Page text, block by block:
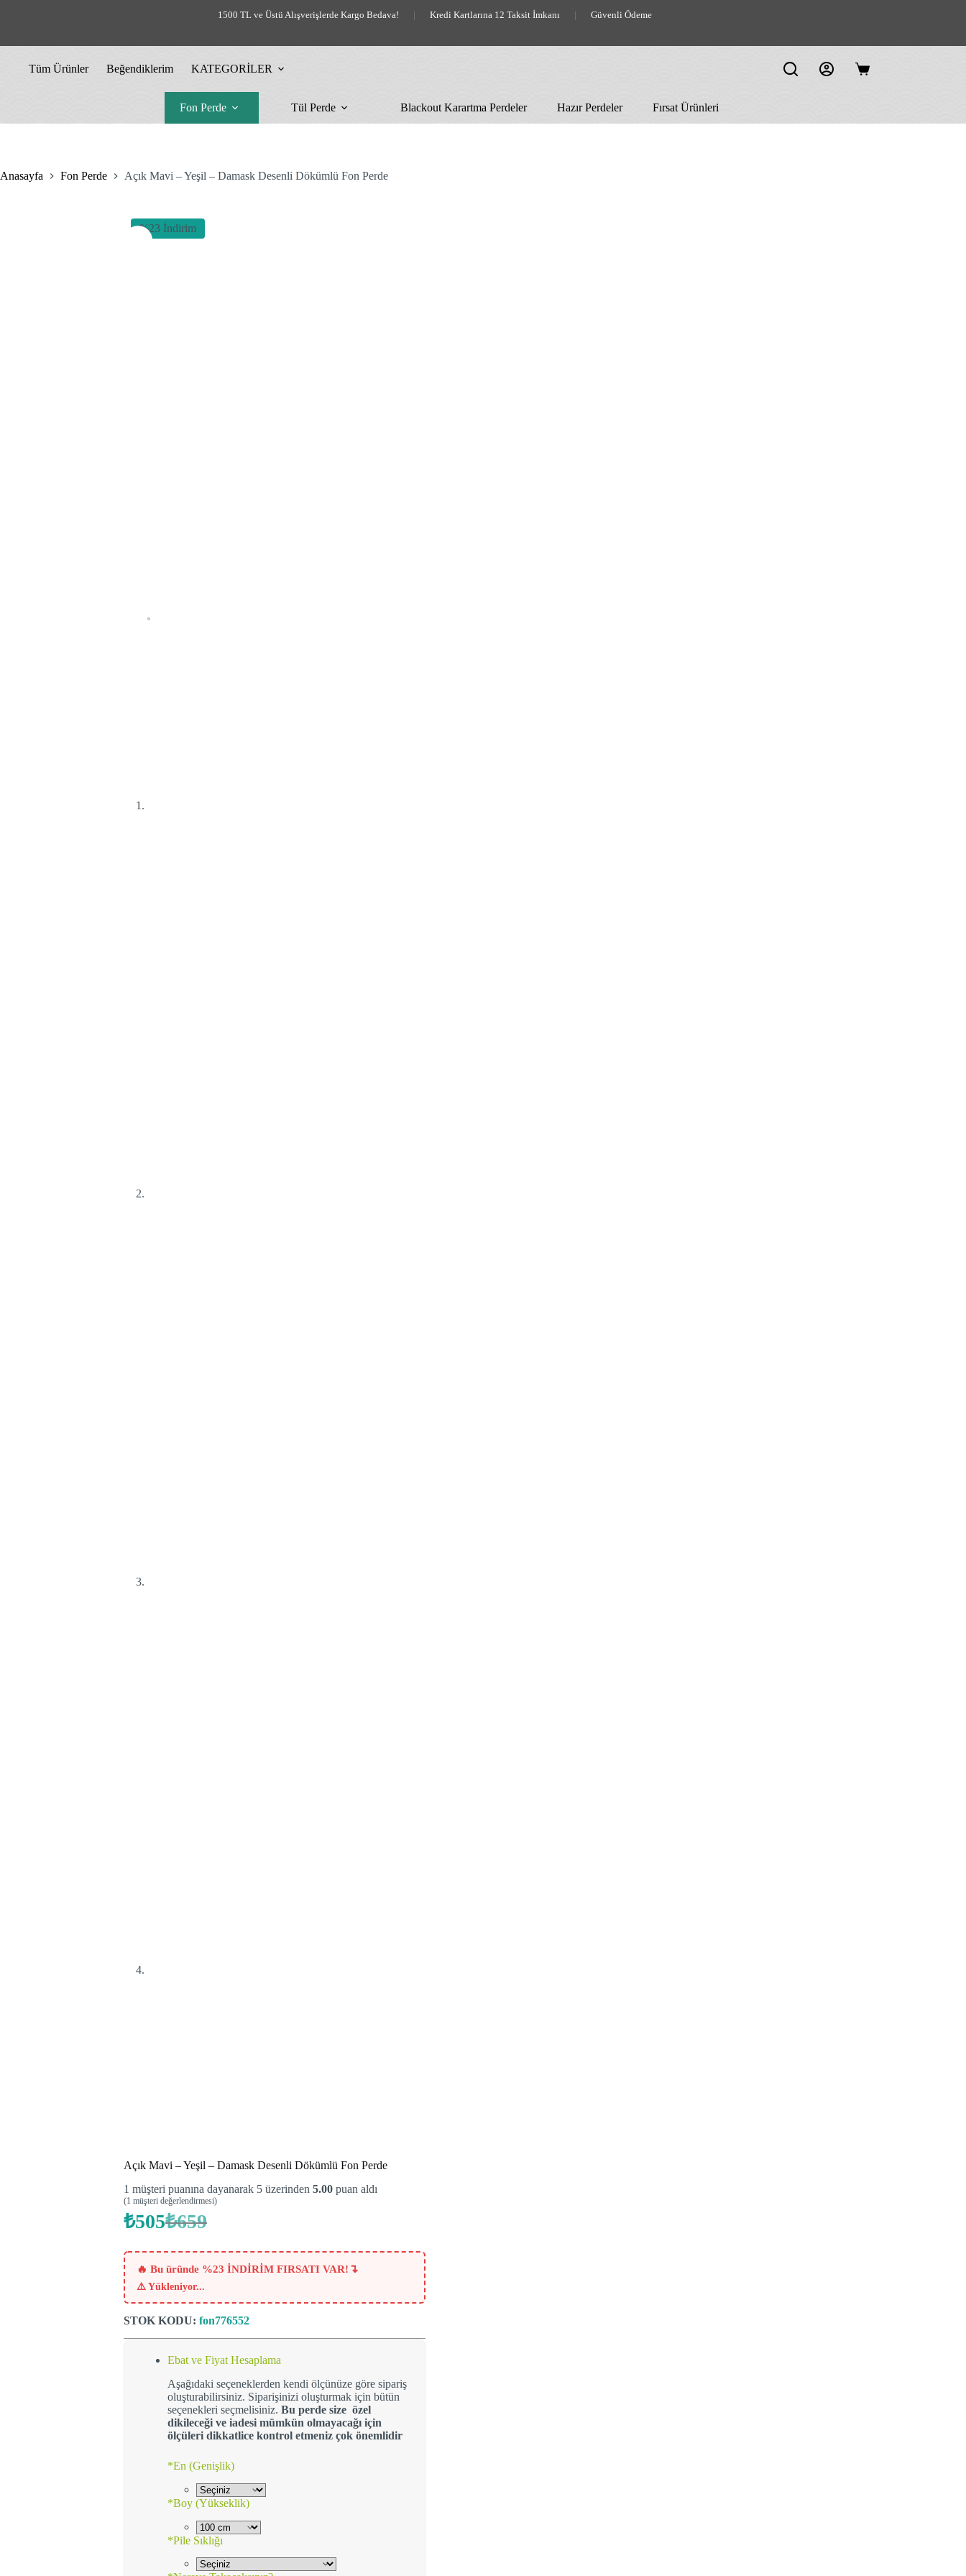
1500 TL ve Üstü Alışverişlerde Kargo Bedava! | Kredi Kartlarına 12 Taksit İmkanı | Güvenli Ödeme
Tüm Ürünler Beğendiklerim KATEGORİLER
Shopping
Fon Perde
Tül Perde Blackout Karartma Perdeler Hazır Perdeler Fırsat Ürünleri
Anasayfa Fon Perde Açık Mavi – Yeşil – Damask Desenli Dökümlü Fon Perde
%23 İndirim
Açık Mavi – Yeşil – Damask Desenli Dökümlü Fon Perde
1 müşteri puanına dayanarak 5 üzerinden 5.00 puan aldı
(1 müşteri değerlendirmesi)
₺659
Orijinal
₺659.
₺505Şu
fiyat:
₺505.
🔥 Bu üründe %23 İNDİRİM FIRSATI VAR! ↴
⚠️ Yükleniyor...
STOK KODU: fon776552
Ebat ve Fiyat Hesaplama
Aşağıdaki seçeneklerden kendi ölçünüze göre sipariş
oluşturabilirsiniz. Siparişinizi oluşturmak için bütün
seçenekleri seçmelisiniz. Bu perde size özel
dikileceği ve iadesi mümkün olmayacağı için
ölçüleri dikkatlice kontrol etmeniz çok önemlidir
*En (Genişlik)
*Boy (Yükseklik)
*Pile Sıklığı